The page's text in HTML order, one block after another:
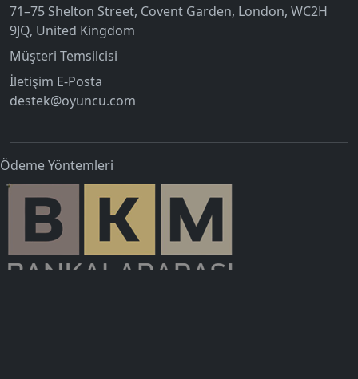
71–75 Shelton Street, Covent Garden, London, WC2H
9JQ, United Kingdom
Müşteri Temsilcisi
İletişim E-Posta
destek@oyuncu.com
Ödeme Yöntemleri